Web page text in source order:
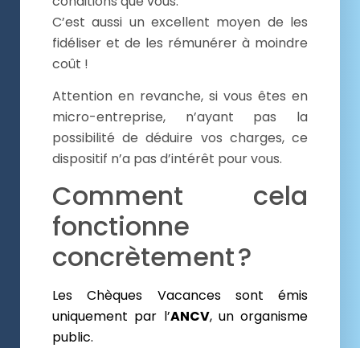
C’est aussi un excellent moyen de les
fidéliser et de les rémunérer à moindre
coût !
Attention en revanche, si vous êtes en
micro-entreprise, n’ayant pas la
possibilité de déduire vos charges, ce
dispositif n’a pas d’intérêt pour vous.
Comment cela
fonctionne
concrètement ?
Les Chèques Vacances sont émis
uniquement par l’ANCV, un organisme
public.